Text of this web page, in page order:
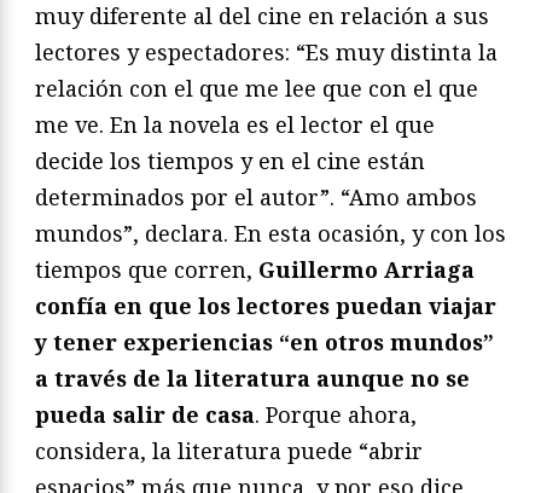
muy diferente al del cine en relación a sus
lectores y espectadores: “Es muy distinta la
relación con el que me lee que con el que
me ve. En la novela es el lector el que
decide los tiempos y en el cine están
determinados por el autor”. “Amo ambos
mundos”, declara. En esta ocasión, y con los
tiempos que corren, Guillermo Arriaga
confía en que los lectores puedan viajar
y tener experiencias “en otros mundos”
a través de la literatura aunque no se
pueda salir de casa. Porque ahora,
considera, la literatura puede “abrir
espacios” más que nunca, y por eso dice